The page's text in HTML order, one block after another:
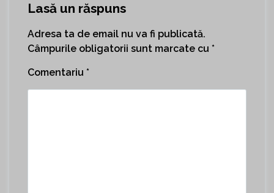
Lasă un răspuns
Adresa ta de email nu va fi publicată.
Câmpurile obligatorii sunt marcate cu *
Comentariu *